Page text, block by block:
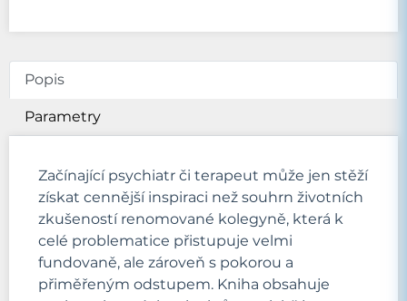
Popis
Parametry
Začínající psychiatr či terapeut může jen stěží
získat cennější inspiraci než souhrn životních
zkušeností renomované kolegyně, která k
celé problematice přistupuje velmi
fundovaně, ale zároveň s pokorou a
přiměřeným odstupem. Kniha obsahuje